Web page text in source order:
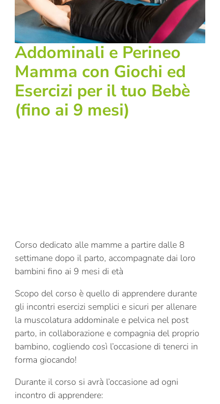
Addominali e Perineo
Mamma con Giochi ed
Esercizi per il tuo Bebè
(fino ai 9 mesi)
Corso dedicato alle mamme a partire dalle 8
settimane dopo il parto, accompagnate dai loro
bambini fino ai 9 mesi di età
Scopo del corso è quello di apprendere durante
gli incontri esercizi semplici e sicuri per allenare
la muscolatura addominale e pelvica nel post
parto, in collaborazione e compagnia del proprio
bambino, cogliendo così l’occasione di tenerci in
forma giocando!
Durante il corso si avrà l’occasione ad ogni
incontro di apprendere: